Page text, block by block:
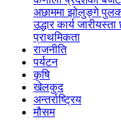
अछाममा झोलुङ्गे
उद्धार कार्य जारीयस्ता
प्राथमिकता
राजनीति
पर्यटन
कृषि
खेलकुद
अन्तर्राष्ट्रिय
मौसम